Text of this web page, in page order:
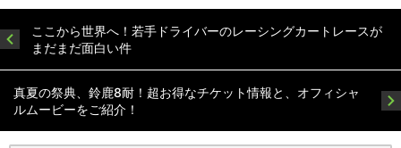
ここから世界へ！若手ドライバーのレーシングカートレースが
まだまだ面白い件
真夏の祭典、鈴鹿8耐！超お得なチケット情報と、オフィシャ
ルムービーをご紹介！